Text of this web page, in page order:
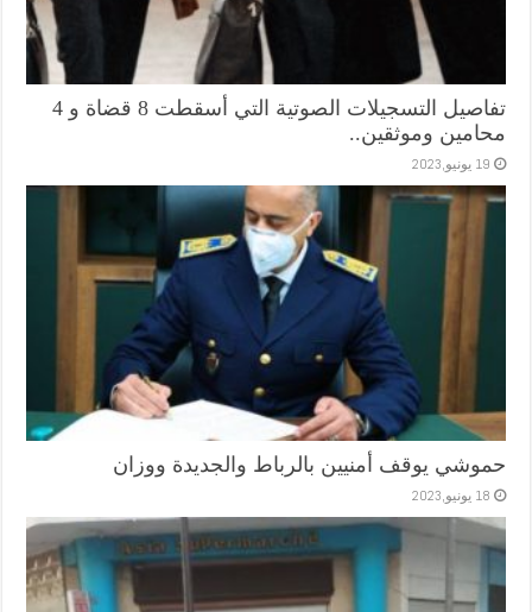
تفاصيل التسجيلات الصوتية التي أسقطت 8 قضاة و 4
محامين وموثقين..
19 يونيو,2023
حموشي يوقف أمنيين بالرباط والجديدة ووزان
18 يونيو,2023